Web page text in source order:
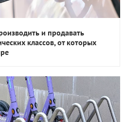
и продавать
классов, от которых